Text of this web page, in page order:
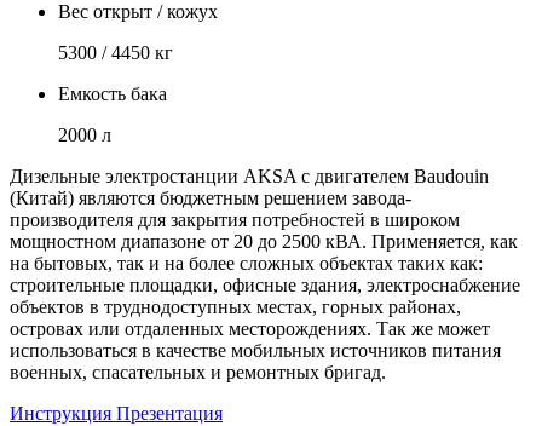
Вес открыт / кожух
5300 / 4450 кг
Емкость бака
2000 л
Дизельные электростанции AKSA с двигателем Baudouin
(Китай) являются бюджетным решением завода-
производителя для закрытия потребностей в широком
мощностном диапазоне от 20 до 2500 кВА. Применяется, как
на бытовых, так и на более сложных объектах таких как:
строительные площадки, офисные здания, электроснабжение
объектов в труднодоступных местах, горных районах,
островах или отдаленных месторождениях. Так же может
использоваться в качестве мобильных источников питания
военных, спасательных и ремонтных бригад.
Инструкция Презентация